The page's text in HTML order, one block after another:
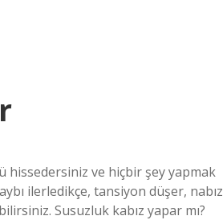
hissedersiniz ve hiçbir şey yapmak
ilerledikçe, tansiyon düşer, nabız
Susuzluk kabız yapar mı?